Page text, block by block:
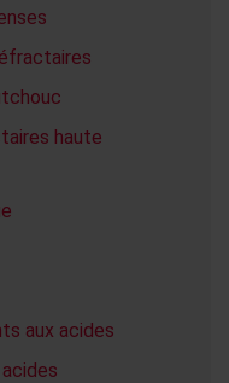
haute
aux acides